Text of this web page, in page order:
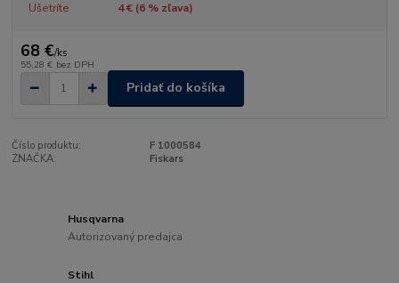
Ušetríte 4 € (6% zľava)
68 €/ks
55,28 € bez DPH
Pridať do košíka
Číslo produktu:
F 1000584
ZNAČKA:
Fiskars
Husqvarna
Autorizovaný predajca
Stihl